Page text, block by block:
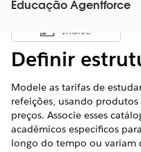
Educação Agentforce
Mostrar índice
Índice
Definir
Modele as tarifas de
refeições, usando
preços. Associe esses
acadêmicos específicos
longo do tempo ou variam